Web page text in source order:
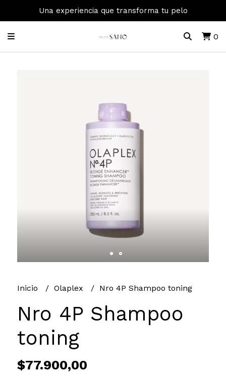
Una experiencia que transforma tu pelo
0
Inicio Olaplex Nro 4P Shampoo toning
Nro 4P Shampoo
toning
$77.900,00